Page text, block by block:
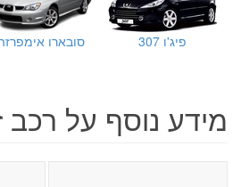
פיג'ו 307 סובארו
מידע נוסף על רכב